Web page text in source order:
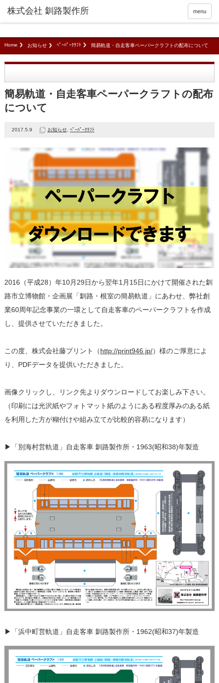
menu
Home お知らせ ﾍﾟｰﾊﾟｰｸﾗﾌﾄ 簡易軌道・自走客車ペーパークラフトの配布について
簡易軌道・自走客車ペーパークラフトの配布
について
2017.5.9 お知らせ, ﾍﾟｰﾊﾟｰｸﾗﾌﾄ
2016（平成28）年10月29日から翌年1月15日にかけて開催された釧
路市立博物館・企画展「釧路・根室の簡易軌道」にあわせ、弊社創
業60周年記念事業の一環として自走客車のペーパークラフトを作成
し、提供させていただきました。
この度、株式会社藤プリント（http://print946.jp/）様のご厚意によ
り、PDFデータを提供いただきました。
画像クリックし、リンク先よりダウンロードしてお楽しみ下さい。
（印刷には光沢紙やフォトマット紙のようにある程度厚みのある紙
を利用した方が糊付けや組み立てが比較的容易になります）
▶「別海村営軌道」自走客車 釧路製作所・1963(昭和38)年製造
▶「浜中町営軌道」自走客車 釧路製作所・1962(昭和37)年製造